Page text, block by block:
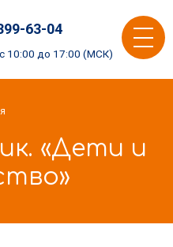
63-04
10:00 до 17:00 (МСК)
Toggle
«Дети и